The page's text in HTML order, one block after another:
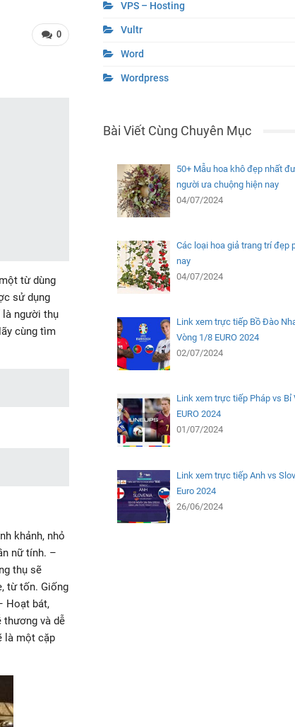
0
từ dùng
sử dụng
là người thụ
cùng tìm
khảnh, nhỏ
nữ tính. –
thụ sẽ
từ tốn. Giống
Hoạt bát,
thương và dễ
là một cặp
VPS – Hosting
Vultr
Word
Wordpress
Bài Viết Cùng Chuyên Mục
50+ Mẫu hoa khô đẹp nhất
người ưa chuộng hiện nay
04/07/2024
Các loại hoa giả trang trí đẹp
nay
04/07/2024
Link xem trực tiếp Bồ Đào
Vòng 1/8 EURO 2024
02/07/2024
Link xem trực tiếp Pháp vs Bỉ
EURO 2024
01/07/2024
Link xem trực tiếp Anh vs
Euro 2024
26/06/2024